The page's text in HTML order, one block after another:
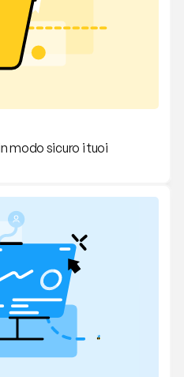
modo sicuro i tuoi